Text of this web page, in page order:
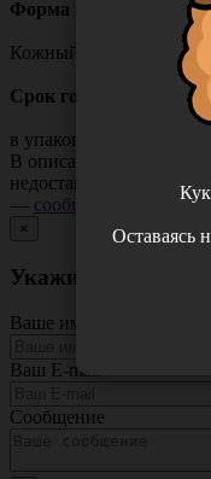
Форма выпуска:
Кожный антисептик
Срок годности:
в упаковке - 5 лет
В описании товара
недостающая
— сообщите нам
×
Укажите
Ваше имя
Ваш E-mail
Сообщение
Оставаясь